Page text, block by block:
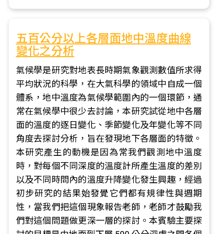
五百公分以上各層面地中溫度曲線
變化之分析
氣候學是研究對地表長時期氣象觀測數值所求得
平均狀況的科學，在大氣科學的領域中自成一個
體系，地中溫度為氣候學範圍內的一個環節，通
常在氣候學中很少去討論，本研究試從地中各層
面的溫度的逐日變化、季節變化及年變化等不同
角度去探討分析，旨在發現地下各層面的特徵。
本研究產生的動機是因為常我們觀測地中溫度
時，對每個不同深度的溫度計所產生溫度的差別
以及不同時問內的溫度升降變化發生興趣，經過
初步研究的結果始發覺它們都有規律性與週期
性，當我們把這個現象報告老師，老師才鼓勵我
們對這個問題做更深一層的探討。本賓驗主要探